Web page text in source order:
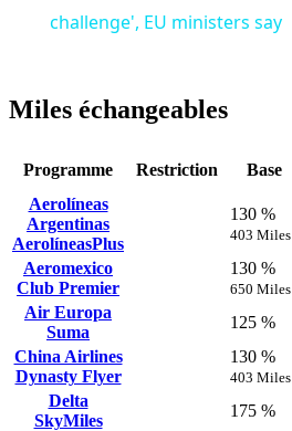
challenge', EU ministers say
Miles échangeables
Programme Restriction Base
Aerolíneas
Argentinas
AerolíneasPlus
130 %
403 Miles
Aeromexico
Club Premier
130 %
650 Miles
Air Europa
Suma
125 %
China Airlines
Dynasty Flyer
130 %
403 Miles
Delta
SkyMiles
175 %